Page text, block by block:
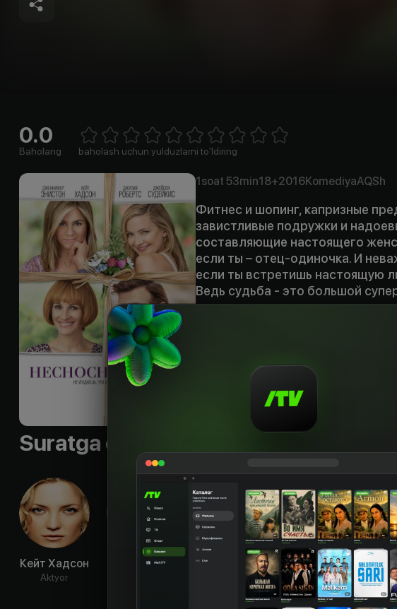
0.0
Baholang 1 Star2 Stars3 Stars4 Stars5 Stars6 Stars7 Stars8 Stars
baholash uchun yulduzlarni to'ldiring
1soat 53min18+2016KomediyaAQSh
Фитнес и шопинг, капризные
завистливые подружки и
составляющие настоящего
если ты – отец-одиночка. И
если ты встретишь настоящую
Ведь судьба - это большой
«Не угадаешь, что они
Suratga olish guruhi
Кейт Хадсон
Aktyor
Дженнифер
Кристин
Лэйкин
Джейсон
Судейкис
Aktyor